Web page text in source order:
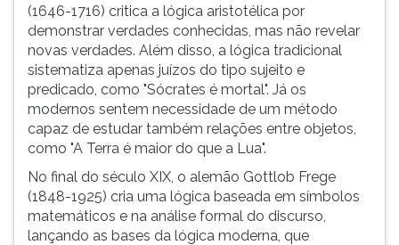
depois
Pressione
para
ouvir
essa
instrução
(1646-1716) critica a lógica aristotélica por
demonstrar verdades conhecidas, mas não revelar
novas verdades. Além disso, a lógica tradicional
sistematiza apenas juízos do tipo sujeito e
predicado, como "Sócrates é mortal". Já os
modernos sentem necessidade de um método
capaz de estudar também relações entre objetos,
como "A Terra é maior do que a Lua".
No final do século XIX, o alemão Gottlob Frege
(1848-1925) cria uma lógica baseada em símbolos
matemáticos e na análise formal do discurso,
lançando as bases da lógica moderna, que